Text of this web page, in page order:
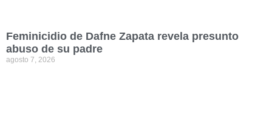
Feminicidio de Dafne Zapata revela presunto
abuso de su padre
agosto 7, 2026